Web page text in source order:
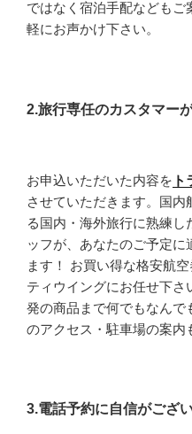
ではなく宿泊手配なども
軽にお声かけ下さい。
2.旅行専任のカスタマー
お申込いただいた内容を
させていただきます。国
る国内・海外旅行に熟練し
ッフが、あなたのご予定に
ます！ お買い得な格安航
ティウイングにお任せ下さ
発の商品まで何でもなんで
のアクセス・駐車場の案内
3.電話予約に自信がござい